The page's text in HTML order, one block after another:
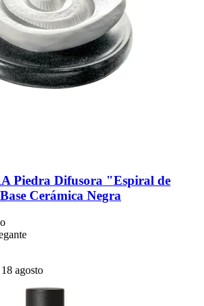
Piedra Difusora "Espiral de
Cerámica Negra
agosto